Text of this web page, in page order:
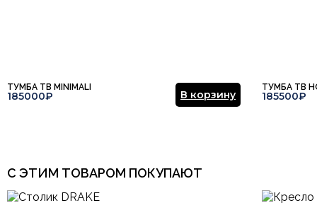
ТУМБА ТВ MINIMALI
185000₽ В корзину
ТУМБА ТВ
185500₽
С ЭТИМ ТОВАРОМ ПОКУПАЮТ